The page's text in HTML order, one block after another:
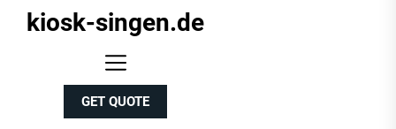
kiosk-
kiosk-singen.de
GET QUOTE